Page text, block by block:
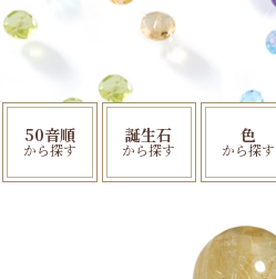
50音順
から探す
誕生石
から探す
色
から探す